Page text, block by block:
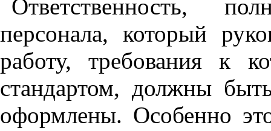
Ответственность,
персонала, который
работу, требования к
стандартом, должны
оформлены. Особенно